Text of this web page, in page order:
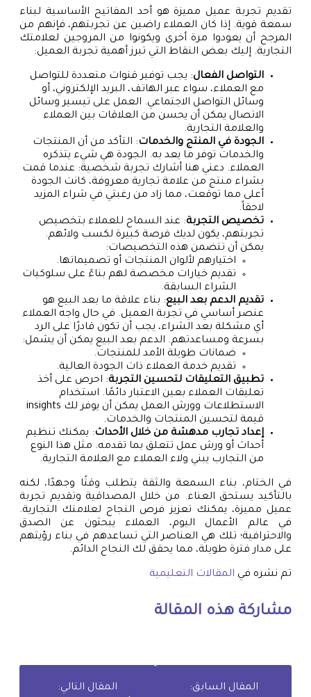
تقديم تجربة عميل مميزة هو أحد المفاتيح الأساسية لبناء
سمعة قوية. إذا كان العملاء راضين عن تجربتهم، فإنهم من
المرجح أن يعودوا مرة أخرى ويكونوا من المروجين لعلامتك
التجارية. إليك بعض النقاط التي تبرز أهمية تجربة العميل:
التواصل الفعال: يجب توفير قنوات متعددة للتواصل
مع العملاء، سواء عبر الهاتف، البريد الإلكتروني، أو
وسائل التواصل الاجتماعي. العمل على تيسير وسائل
الاتصال يمكن أن يحسن من العلاقات بين العملاء
والعلامة التجارية.
الجودة في المنتج والخدمات: التأكد من أن المنتجات
والخدمات توفر ما يعد به. الجودة هي شيء يتذكره
العملاء. دعني هنا أشارك تجربة شخصية: عندما قمت
بشراء منتج من علامة تجارية معروفة، كانت الجودة
أعلى مما توقعت، مما زاد من رغبتي في شراء المزيد
لاحقاً.
تخصيص التجربة: عند السماح للعملاء بتخصيص
تجربتهم، يكون لديك فرصة كبيرة لكسب ولائهم.
يمكن أن تتضمن هذه التخصيصات:
اختيارهم لألوان المنتجات أو تصميماتها.
تقديم خيارات مخصصة لهم بناءً على سلوكيات
الشراء السابقة.
تقديم الدعم بعد البيع: بناء علاقة ما بعد البيع هو
عنصر أساسي في تجربة العميل. في حال واجه العملاء
أي مشكلة بعد الشراء، يجب أن تكون قادرًا على الرد
بسرعة ومساعدتهم. الدعم بعد البيع يمكن أن يشمل:
ضمانات طويلة الأمد للمنتجات.
تقديم خدمة العملاء ذات الجودة العالية.
تطبيق التعليقات لتحسين التجربة: احرص على أخذ
تعليقات العملاء بعين الاعتبار دائمًا. استخدام
الاستطلاعات وورش العمل يمكن أن يوفر لك insights
قيمة لتحسين المنتجات والخدمات.
إعداد تجارب مدهشة من خلال الأحداث: يمكنك تنظيم
أحداث أو ورش عمل تتعلق بما تقدمه. مثل هذا النوع
من التجارب يبني ولاء العملاء مع العلامة التجارية.
في الختام، بناء السمعة والثقة يتطلب وقتًا وجهدًا، لكنه
بالتأكيد يستحق العناء. من خلال المصداقية وتقديم تجربة
عميل مميزة، يمكنك تعزيز فرص النجاح لعلامتك التجارية.
في عالم الأعمال اليوم، العملاء يبحثون عن الصدق
والاحترافية؛ تلك هي العناصر التي تساعدهم في بناء رؤيتهم
على مدار فترة طويلة، مما يحقق لك النجاح الدائم.
تم نشره في المقالات التعليمية
مشاركة هذه المقالة
المقال السابق:
المقال التالي: